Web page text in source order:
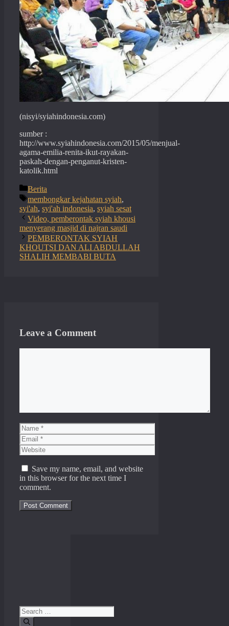
(nisyi/syiahindonesia.com)
sumber :
http://www.syiahindonesia.com/2015/05/menjual-
agama-emilia-renita-ikut-rayakan-
paskah-dengan-penganut-kristen-
katolik.html
Categories
Berita
Tags
membongkar kejahatan syiah,
syi'ah, syi'ah indonesia, syiah sesat
Video, pemberontak syiah khousi
menyerang masjid di najran saudi
PEMBERONTAK SYIAH
KHOUTSI DAN ALI ABDULLAH
SHALIH MEMBABI BUTA
Leave a Comment
Name
Email
Website
Save my name, email, and website
in this browser for the next time I
comment.
Search
for: